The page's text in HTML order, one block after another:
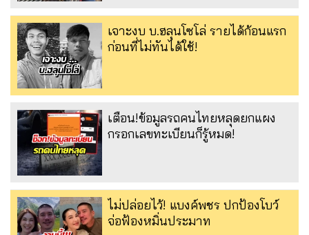
เจาะงบ บ.ฮลุนโซโล่ รายได้ก้อนแรก
ก่อนที่ไม่ทันได้ใช้!
เตือน!ข้อมูลรถคนไทยหลุดยกแผง
กรอกเลขทะเบียนก็รู้หมด!
ไม่ปล่อยไว้! แบงค์พชร ปกป้องโบว์
จ่อฟ้องหมิ่นประมาท